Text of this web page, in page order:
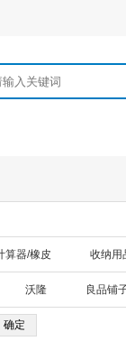
算器/橡皮 收纳用
沃隆 良品铺